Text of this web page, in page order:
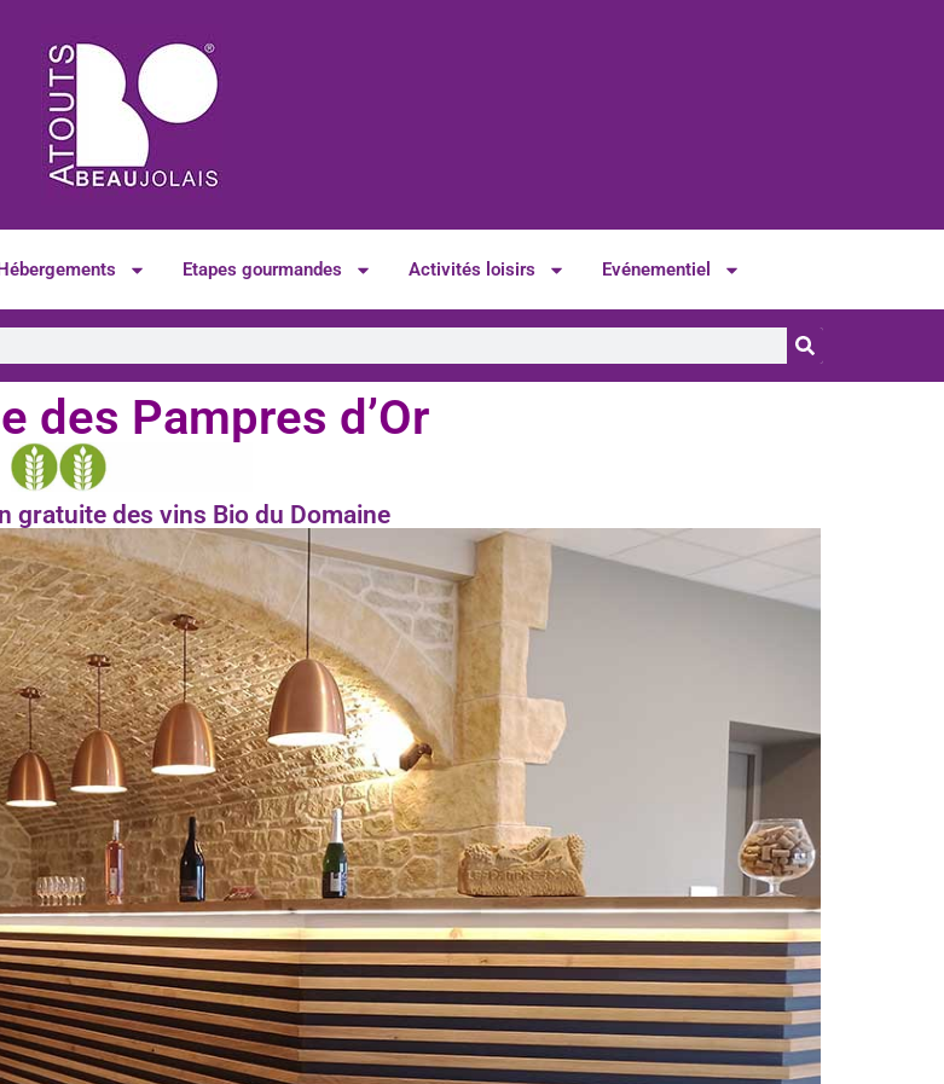
Etapes gourmandes Activités loisirs Evénementiel
des Pampres d’Or
gratuite des vins Bio du Domaine